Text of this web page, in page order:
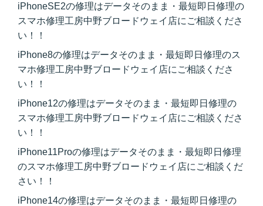
iPhoneSE2の修理はデータそのまま・最短即日修理の
スマホ修理工房中野ブロードウェイ店にご相談くださ
い！！
iPhone8の修理はデータそのまま・最短即日修理のス
マホ修理工房中野ブロードウェイ店にご相談くださ
い！！
iPhone12の修理はデータそのまま・最短即日修理の
スマホ修理工房中野ブロードウェイ店にご相談くださ
い！！
iPhone11Proの修理はデータそのまま・最短即日修理
のスマホ修理工房中野ブロードウェイ店にご相談くだ
さい！！
iPhone14の修理はデータそのまま・最短即日修理の